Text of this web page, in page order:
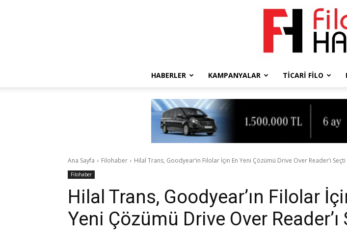
Haber
HABERLER KAMPANYALAR TICARI FILO
Ana Sayfa Filohaber Hilal Trans, Goodyear’ın Filolar İçin En Yeni Çözümü Drive Over Reader’ı Seçti
Filohaber
Hilal Trans, Goodyear’ın Filolar
Yeni Çözümü Drive Over Reader’ı